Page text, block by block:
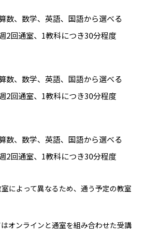
数、数学、英語、国語から選べる
2回通室、1教科につき30分程度
数、数学、英語、国語から選べる
2回通室、1教科につき30分程度
数、数学、英語、国語から選べる
2回通室、1教科につき30分程度
によって異なるため、通う予定の教室
オンラインと通室を組み合わせた受講